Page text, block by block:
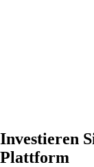
Investieren
Plattform